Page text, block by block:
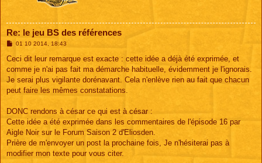
Re: le jeu BS des références
M
s
a
g
01 10 2014, 18:43
Ceci dit leur remarque est exacte : cette idée a déjà été exprimée, et
comme je n'ai pas fait ma démarche habituelle, évidemment je l'ignorais.
Je serai plus vigilante dorénavant. Cela n'enlève rien au fait que chacun
peut faire les mêmes constatations.
DONC rendons à césar ce qui est à césar :
Cette idée a été exprimée dans les commentaires de l'épisode 16 par
Aigle Noir sur le Forum Saison 2 d'Eliosden.
Prière de m'envoyer un post la prochaine fois, Je n'hésiterai pas à
modifier mon texte pour vous citer.